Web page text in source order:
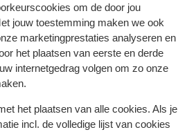
om de door jou
jouw toestemming maken we ook
marketingprestaties analyseren en
het plaatsen van eerste en derde
internetgedrag volgen om zo onze
het plaatsen van alle cookies. Als je
incl. de volledige lijst van cookies